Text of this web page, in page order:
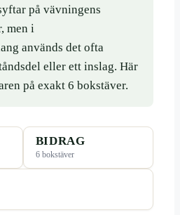
på vävningens
men i
används det ofta
eller ett inslag. Här
på exakt 6 bokstäver.
BIDRAG
6 bokstäver